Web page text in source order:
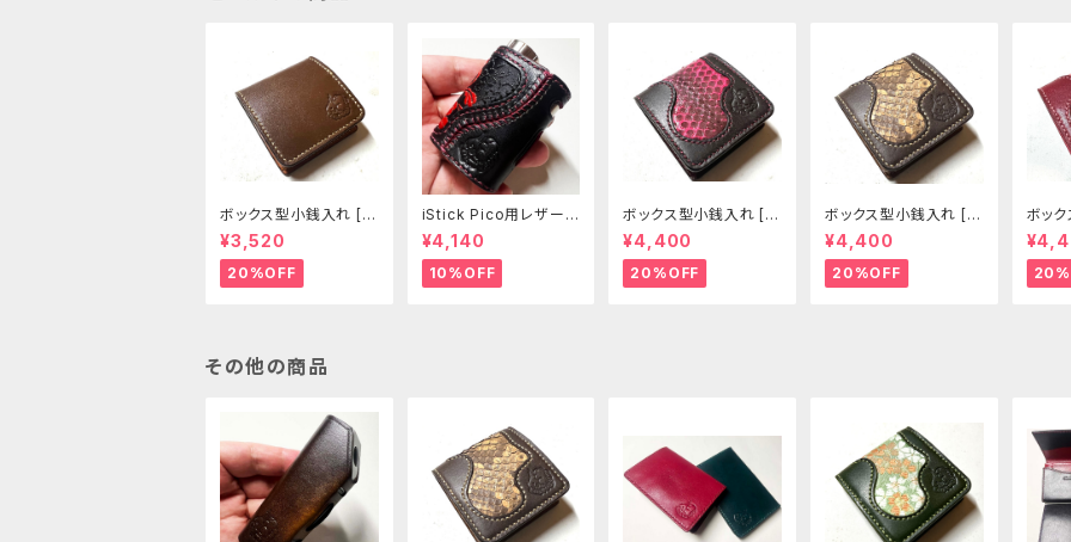
ボックス型小銭入れ [2
98-CP]
¥3,520
20%OFF
iStick Pico用レザース
リーブ [381-pc]
¥4,140
10%OFF
ボックス型小銭入れ [2
99-CP]
¥4,400
20%OFF
ボックス型小銭入れ [3
00-CP]
¥4,400
20%OFF
ボッ
01-
その他の商品